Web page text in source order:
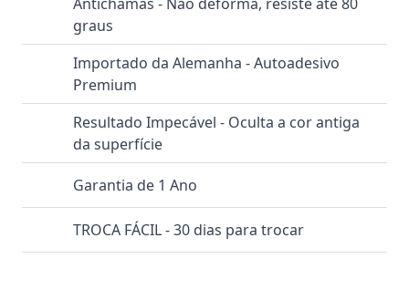
graus
Importado da Alemanha - Autoadesivo
Premium
Resultado Impecável - Oculta a cor antiga
da superfície
Garantia de 1 Ano
TROCA FÁCIL - 30 dias para trocar